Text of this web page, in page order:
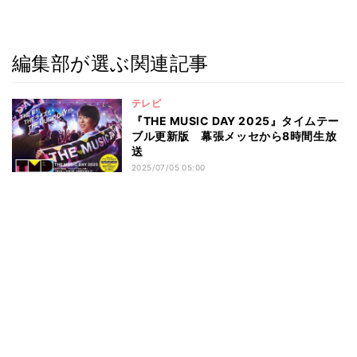
編集部が選ぶ関連記事
テレビ
『THE MUSIC DAY 2025』タイムテー
ブル更新版 幕張メッセから8時間生放
送
2025/07/05 05:00